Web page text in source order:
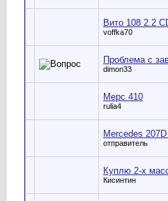
Вито 108 2.2
voffka70
Проблема с
dimon33
Мерс 410
rulia4
Mercedes
отправитель
Куплю 2-х
Кисинтин